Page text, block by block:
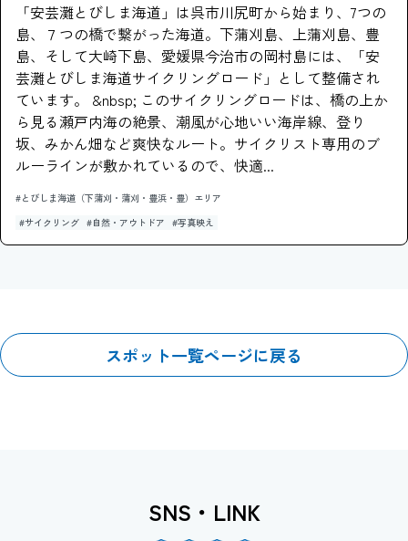
「安芸灘とびしま海道」は呉市川尻町から始まり、7つの
島、７つの橋で繋がった海道。下蒲刈島、上蒲刈島、豊
島、そして大崎下島、愛媛県今治市の岡村島には、「安
芸灘とびしま海道サイクリングロード」として整備され
ています。 &nbsp; このサイクリングロードは、橋の上か
ら見る瀬戸内海の絶景、潮風が心地いい海岸線、登り
坂、みかん畑など爽快なルート。サイクリスト専用のブ
ルーラインが敷かれているので、快適...
#とびしま海道（下蒲刈・蒲刈・豊浜・豊）エリア
#サイクリング #自然・アウトドア #写真映え
スポット一覧ページに戻る
SNS・LINK